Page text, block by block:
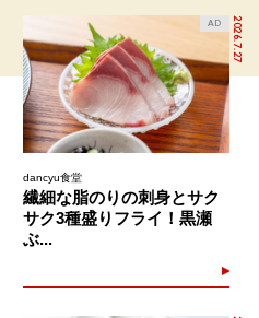
2026.7.27
AD
dancyu食堂
繊細な脂のりの刺身とサク
サク3種盛りフライ！黒瀬
ぶ...